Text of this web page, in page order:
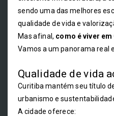
sendo uma das melhores
qualidade de vida e
Mas afinal, como é viver
Vamos a um panorama real
Qualidade de vida
Curitiba mantém seu título
urbanismo e
A cidade oferece: